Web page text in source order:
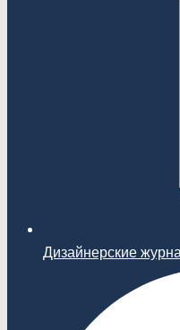
Дизайнерские